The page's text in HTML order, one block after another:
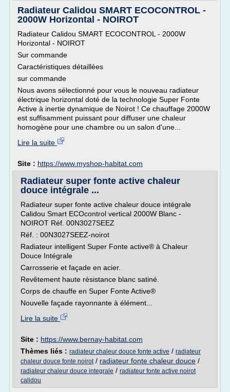
Radiateur Calidou SMART ECOCONTROL -
2000W Horizontal - NOIROT
Radiateur Calidou SMART ECOCONTROL - 2000W
Horizontal - NOIROT
Sur commande
Caractéristiques détaillées
sur commande
Nous avons sélectionné pour vous le nouveau radiateur
électrique horizontal doté de la technologie Super Fonte
Active à inertie dynamique de Noirot ! Ce chauffage 2000W
est suffisamment puissant pour diffuser une chaleur
homogène pour une chambre ou un salon d'une...
Lire la suite
Site : https://www.myshop-habitat.com
Radiateur super fonte active chaleur
douce intégrale ...
Radiateur super fonte active chaleur douce intégrale
Calidou Smart ECOcontrol vertical 2000W Blanc -
NOIROT Réf. 00N3027SEEZ
Réf. : 00N3027SEEZ-noirot
Radiateur intelligent Super Fonte active® à Chaleur
Douce Intégrale
Carrosserie et façade en acier.
Revêtement haute résistance blanc satiné.
Corps de chauffe en Super Fonte Active®
Nouvelle façade rayonnante à élément...
Lire la suite
Site : https://www.bernay-habitat.com
Thèmes liés : radiateur chaleur douce fonte active / radiateur
chaleur douce fonte noirot/ radiateur fonte chaleur douce /
radiateur chaleur douce integrale / radiateur fonte active noirot
calidou